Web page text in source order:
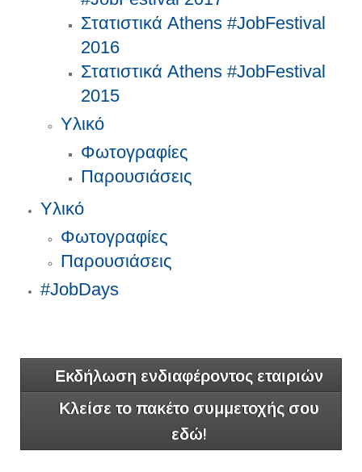
Στατιστικά Athens #JobFestival
2016
Στατιστικά Athens #JobFestival
2015
Υλικό
Φωτογραφίες
Παρουσιάσεις
Υλικό
Φωτογραφίες
Παρουσιάσεις
#JobDays
Εκδήλωση ενδιαφέροντος εταιριών
Κλείσε το πακέτο συμμετοχής σου
εδώ!